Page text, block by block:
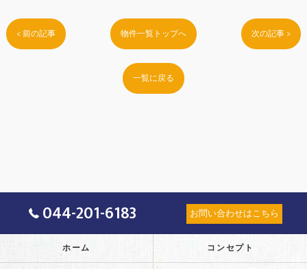
< 前の記事 物件一覧トップへ 次の記事 >
一覧に戻る
044-201-6183 お問い合わせはこちら
ホーム コンセプト